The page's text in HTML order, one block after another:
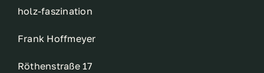
holz-faszination
Frank Hoffmeyer
Röthenstraße 17